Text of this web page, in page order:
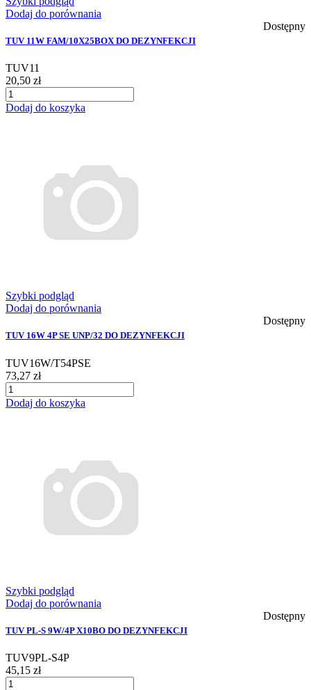
Dodaj do porównania
Dostępny
TUV 11W FAM/10X25BOX DO DEZYNFEKCJI
TUV11
20,50 zł
Dodaj do koszyka
Szybki podgląd
Dodaj do porównania
Dostępny
TUV 16W 4P SE UNP/32 DO DEZYNFEKCJI
TUV16W/T54PSE
73,27 zł
Dodaj do koszyka
Szybki podgląd
Dodaj do porównania
Dostępny
TUV PL-S 9W/4P X10BO DO DEZYNFEKCJI
TUV9PL-S4P
45,15 zł